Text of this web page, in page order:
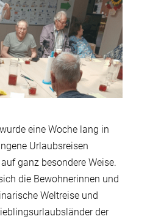
wurde eine Woche lang in
Urlaubsreisen
ganz besondere Weise.
die Bewohnerinnen und
Weltreise und
der